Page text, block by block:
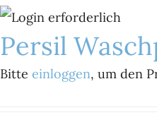
Persil
Bitte einloggen, um den